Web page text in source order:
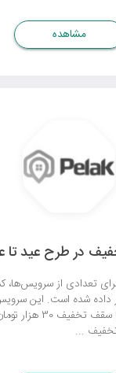
مشاهده
تعدادی از سرویس‌ها،
...